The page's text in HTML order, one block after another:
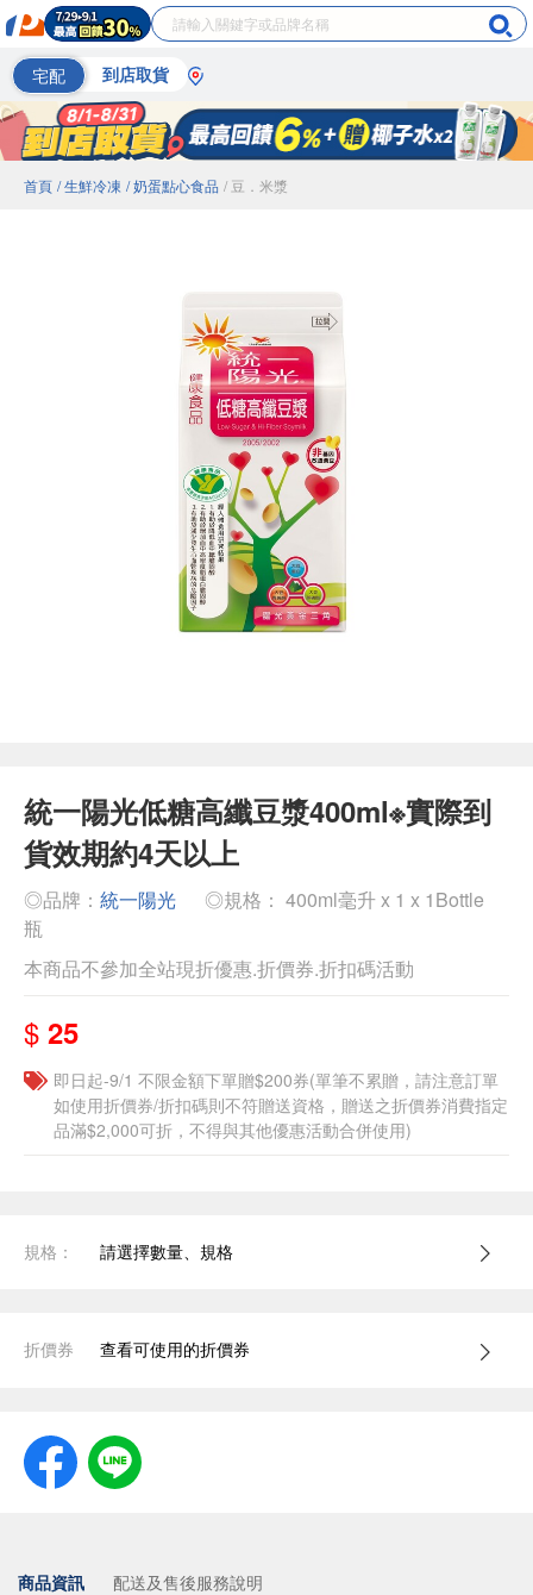
宅配 到店取貨
首頁 / 生鮮冷凍 / 奶蛋點心食品 / 豆．米漿
統一陽光低糖高纖豆漿400ml※實際到
貨效期約4天以上
◎品牌： 統一陽光
◎規格： 400ml毫升 x 1 x 1Bottle
瓶
本商品不參加全站現折優惠.折價券.折扣碼活動
$ 25
即日起-9/1 不限金額下單贈$200券(單筆不累贈，請注意訂單
如使用折價券/折扣碼則不符贈送資格，贈送之折價券消費指定
品滿$2,000可折，不得與其他優惠活動合併使用)
規格： 請選擇數量、規格
折價券 查看可使用的折價券
商品資訊 配送及售後服務說明